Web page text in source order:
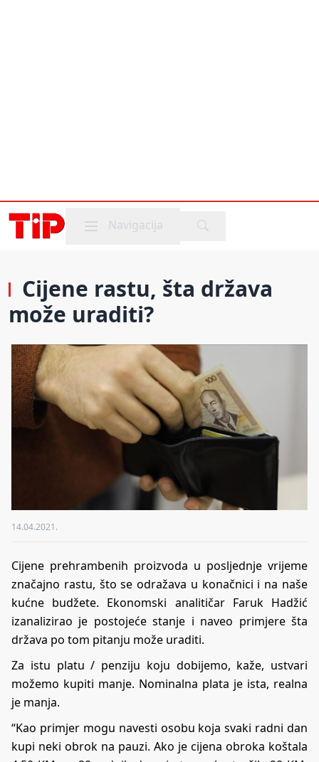
Mobile menu
Navigacija
Cijene rastu, šta država
može uraditi?
14.04.2021.
Cijene prehrambenih proizvoda u posljednje vrijeme
značajno rastu, što se odražava u konačnici i na naše
kućne budžete. Ekonomski analitičar Faruk Hadžić
izanalizirao je postojeće stanje i naveo primjere šta
država po tom pitanju može uraditi.
Za istu platu / penziju koju dobijemo, kaže, ustvari
možemo kupiti manje. Nominalna plata je ista, realna
je manja.
“Kao primjer mogu navesti osobu koja svaki radni dan
kupi neki obrok na pauzi. Ako je cijena obroka koštala